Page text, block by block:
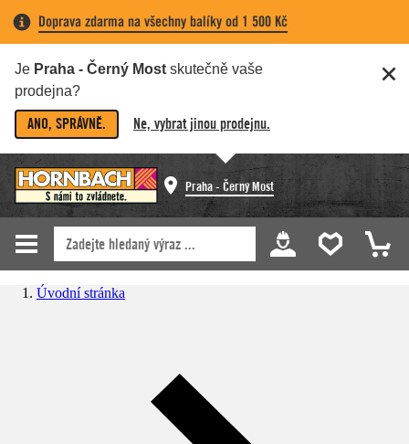
Doprava zdarma na všechny balíky od 1 500 Kč
Je Praha - Černý Most skutečně vaše
prodejna?
ANO, SPRÁVNĚ. Ne, vybrat jinou prodejnu.
Praha - Černý Most
Úvodní stránka